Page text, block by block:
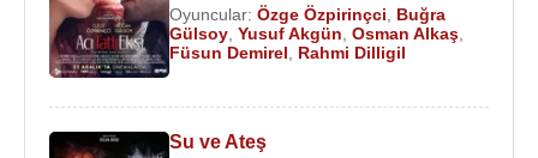
2005 - Kırık Kanatlar (Özay) (TV Dizisi)
2004 - Balans ve Manevra (Ruhi) (Sinema Filmi)
Kaynak:Biyografiler.com
Oyuncular: Özge Özpirinçci
Buğra
Gülsoy Yusuf Akgün Osman Alkaş
Füsun Demirel
Rahmi Dilligil
Su ve Ateş